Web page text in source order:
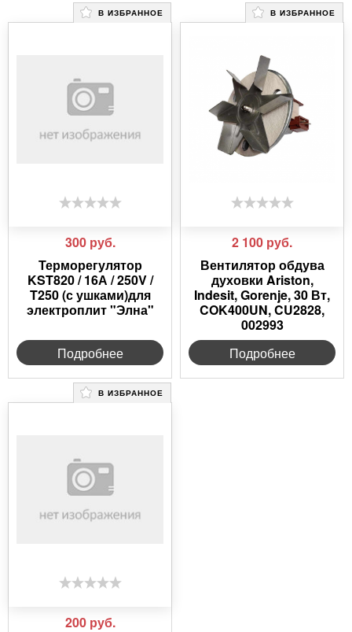
В ИЗБРАННОЕ
300 руб.
Терморегулятор
KST820 / 16А / 250V /
T250 (с ушками)для
электроплит "Элна"
Подробнее
В ИЗБРАННОЕ
2 100 руб.
Вентилятор обдува
духовки Ariston,
Indesit, Gorenje, 30 Вт,
COK400UN, CU2828,
002993
Подробнее
В ИЗБРАННОЕ
200 руб.